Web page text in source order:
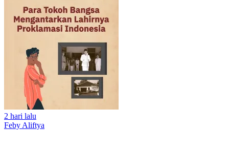
2 hari lalu
Feby Aliftya